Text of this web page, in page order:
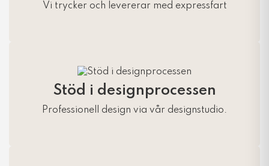
Vi trycker och levererar med expressfart
Stöd i designprocessen
Professionell design via vår designstudio.